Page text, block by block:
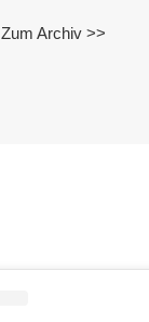
Zum Archiv >>